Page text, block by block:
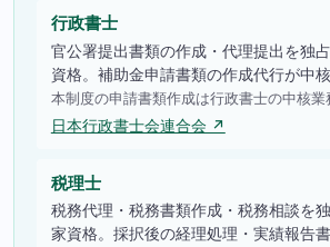
行政書士
官公署提出書類の作成・代理提出を独
資格。補助金申請書類の作成代行が中核
本制度の申請書類作成は行政書士の中核業
日本行政書士会連合会 ↗
税理士
税務代理・税務書類作成・税務相談を
家資格。採択後の経理処理・実績報告書